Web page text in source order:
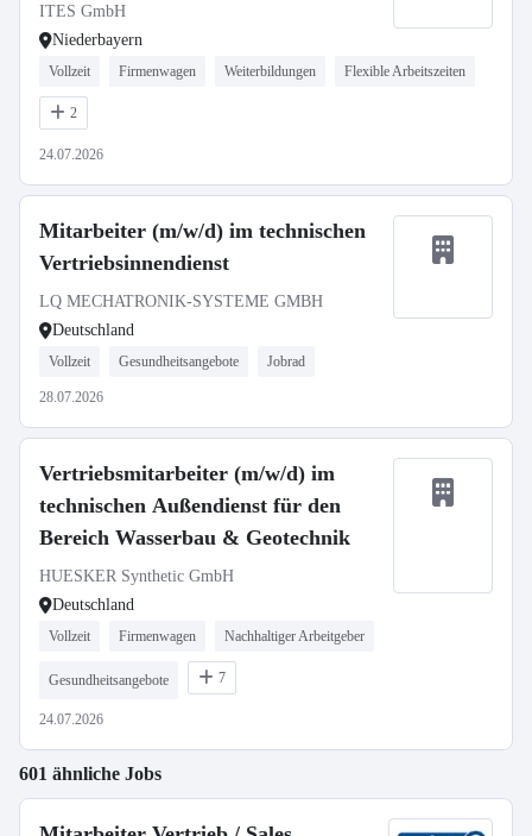
ITES GmbH
Niederbayern
Vollzeit Firmenwagen Weiterbildungen Flexible Arbeitszeiten
2
24.07.2026
Mitarbeiter (m/w/d) im technischen
Vertriebsinnendienst
LQ MECHATRONIK-SYSTEME GMBH
Deutschland
Vollzeit Gesundheitsangebote Jobrad
28.07.2026
Vertriebsmitarbeiter (m/w/d) im
technischen Außendienst für den
Bereich Wasserbau & Geotechnik
HUESKER Synthetic GmbH
Deutschland
Vollzeit Firmenwagen Nachhaltiger Arbeitgeber
Gesundheitsangebote 7
24.07.2026
601 ähnliche Jobs